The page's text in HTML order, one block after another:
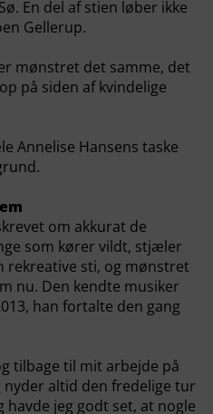
En del af stien løber ikke
Gellerup.
mønstret det samme, det
på siden af kvindelige
Annelise Hansens taske
om akkurat de
som kører vildt, stjæler
rekreative sti, og mønstret
nu. Den kendte musiker
han fortalte den gang
tilbage til mit arbejde på
nyder altid den fredelige tur
jeg godt set, at nogle